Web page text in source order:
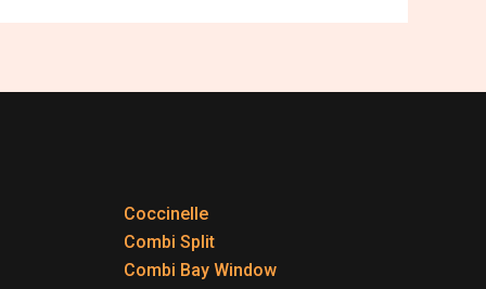
Coccinelle
Combi Split
Combi Bay Window